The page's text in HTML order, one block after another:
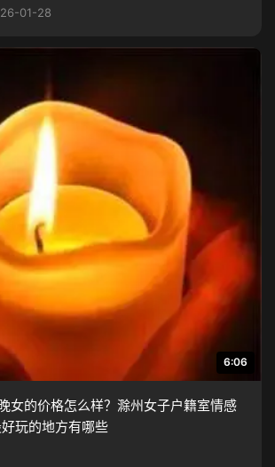
01-28
6:06
女的价格怎么样？滁州女子户籍室情感
玩的地方有哪些